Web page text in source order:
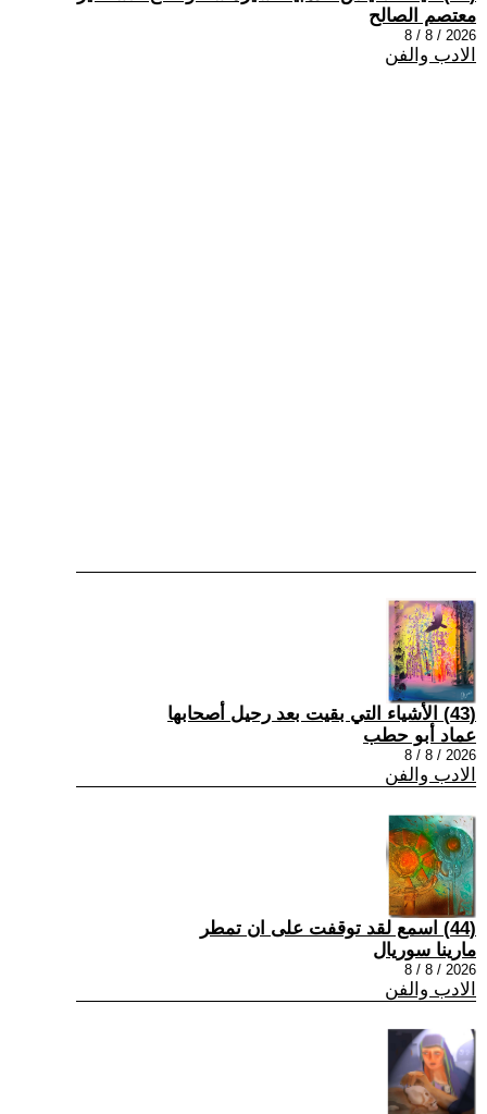
معتصم الصالح
2026 / 8 / 8
الادب والفن
(43) الأشياء التي بقيت بعد رحيل أصحابها
عماد أبو حطب
2026 / 8 / 8
الادب والفن
(44) اسمع لقد توقفت على ان تمطر
مارينا سوريال
2026 / 8 / 8
الادب والفن